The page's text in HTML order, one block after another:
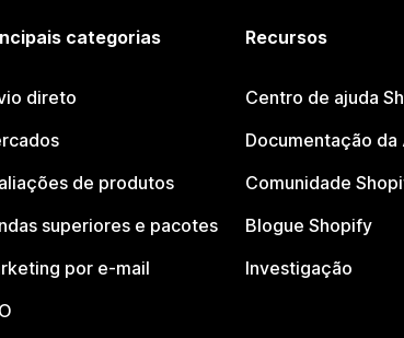
categorias
direto
de produtos
superiores e pacotes
por e-mail
Recursos
Centro de ajuda
Documentação da
Comunidade
Blogue Shopify
Investigação